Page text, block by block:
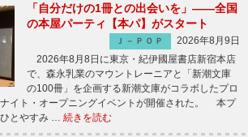
「自分だけの1冊との出会いを」――全国
の本屋パーティ【本パ】がスタート
Ｊ－ＰＯＰ
2026年8月9日
2026年8月8日に東京・紀伊國屋書店新宿本店
で、森永乳業のマウントレーニアと「新潮文庫
の100冊」を企画する新潮文庫がコラボしたプロ
イト・オープニングイベントが開催された。 本プ
とやすみ … 続きを読む